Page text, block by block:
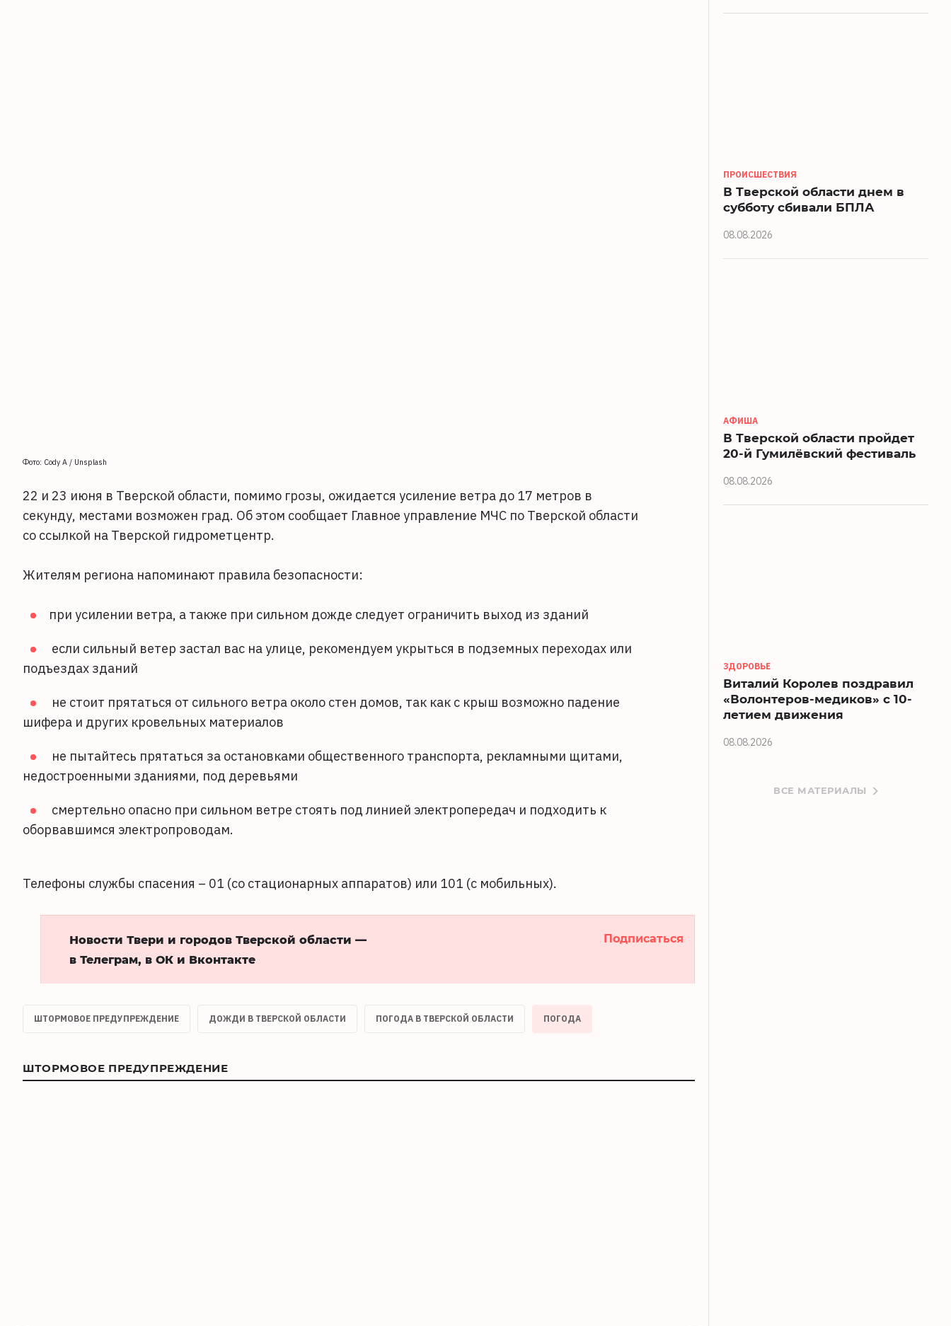
Фото: Cody A / Unsplash
22 и 23 июня в Тверской области, помимо грозы, ожидается усиление ветра до 17 метров в
секунду, местами возможен град. Об этом сообщает Главное управление МЧС по Тверской области
со ссылкой на Тверской гидрометцентр.
Жителям региона напоминают правила безопасности:
при усилении ветра, а также при сильном дожде следует ограничить выход из зданий
если сильный ветер застал вас на улице, рекомендуем укрыться в подземных переходах или
подъездах зданий
не стоит прятаться от сильного ветра около стен домов, так как с крыш возможно падение
шифера и других кровельных материалов
не пытайтесь прятаться за остановками общественного транспорта, рекламными щитами,
недостроенными зданиями, под деревьями
смертельно опасно при сильном ветре стоять под линией электропередач и подходить к
оборвавшимся электропроводам.
Телефоны службы спасения – 01 (со стационарных аппаратов) или 101 (с мобильных).
Новости Твери и городов Тверской области —
в Телеграм, в ОК и Вконтакте
Подписаться
ШТОРМОВОЕ ПРЕДУПРЕЖДЕНИЕ ДОЖДИ В ТВЕРСКОЙ ОБЛАСТИ ПОГОДА В ТВЕРСКОЙ ОБЛАСТИ ПОГОДА
ШТОРМОВОЕ ПРЕДУПРЕЖДЕНИЕ
ПРОИСШЕСТВИЯ
В Тверской области днем в
субботу сбивали БПЛА
08.08.2026
АФИША
В Тверской области пройдет
20-й Гумилёвский фестиваль
08.08.2026
ЗДОРОВЬЕ
Виталий Королев поздравил
«Волонтеров-медиков» с 10-
летием движения
08.08.2026
ВСЕ МАТЕРИАЛЫ